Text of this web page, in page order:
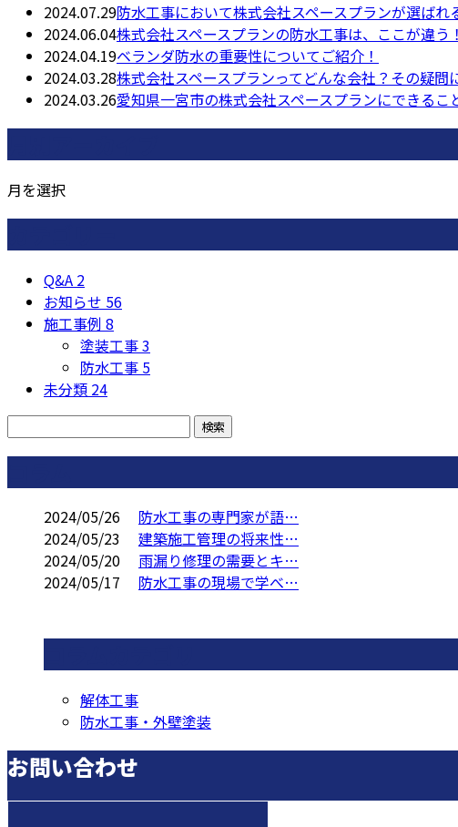
2024.07.29防水工事において株式会社スペースプランが選ばれ
2024.06.04株式会社スペースプランの防水工事は、ここが違う
2024.04.19ベランダ防水の重要性についてご紹介！
2024.03.28株式会社スペースプランってどんな会社？その疑問
2024.03.26愛知県一宮市の株式会社スペースプランにできるこ
月を選択
Q&A 2
お知らせ 56
施工事例 8
塗装工事3
防水工事 5
未分類 24
2024/05/26
防水工事の専門家が語…
2024/05/23
建築施工管理の将来性…
2024/05/20
雨漏り修理の需要とキ…
2024/05/17
防水工事の現場で学べ…
解体工事
防水工事・外壁塗装
お問い合わせ